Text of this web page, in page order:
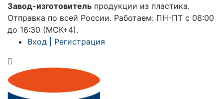
Завод-изготовитель продукции из пластика.
Отправка по всей России. Работаем: ПН-ПТ с 08:00
до 16:30 (МСК+4).
Вход | Регистрация